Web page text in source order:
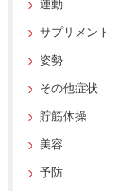
運動
サプリメント
姿勢
その他症状
貯筋体操
美容
予防